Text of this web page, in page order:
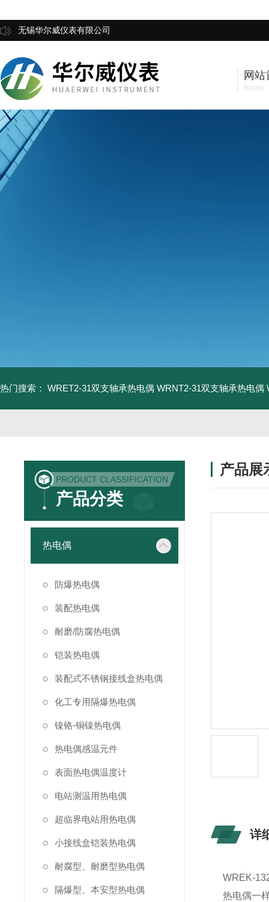
无锡华尔威仪表有限公司
网站
Home
热门搜索： WRET2-31双支轴承热电偶 WRNT2-31双支轴承热电偶
PRODUCT CLASSIFICATION
产品分类
热电偶
防爆热电偶
装配热电偶
耐磨/防腐热电偶
铠装热电偶
装配式不锈钢接线盒热电偶
化工专用隔爆热电偶
镍铬-铜镍热电偶
热电偶感温元件
表面热电偶温度计
电站测温用热电偶
超临界电站用热电偶
小接线盒铠装热电偶
耐腐型、耐磨型热电偶
隔爆型、本安型热电偶
产品展
详
WREK-
热电偶一